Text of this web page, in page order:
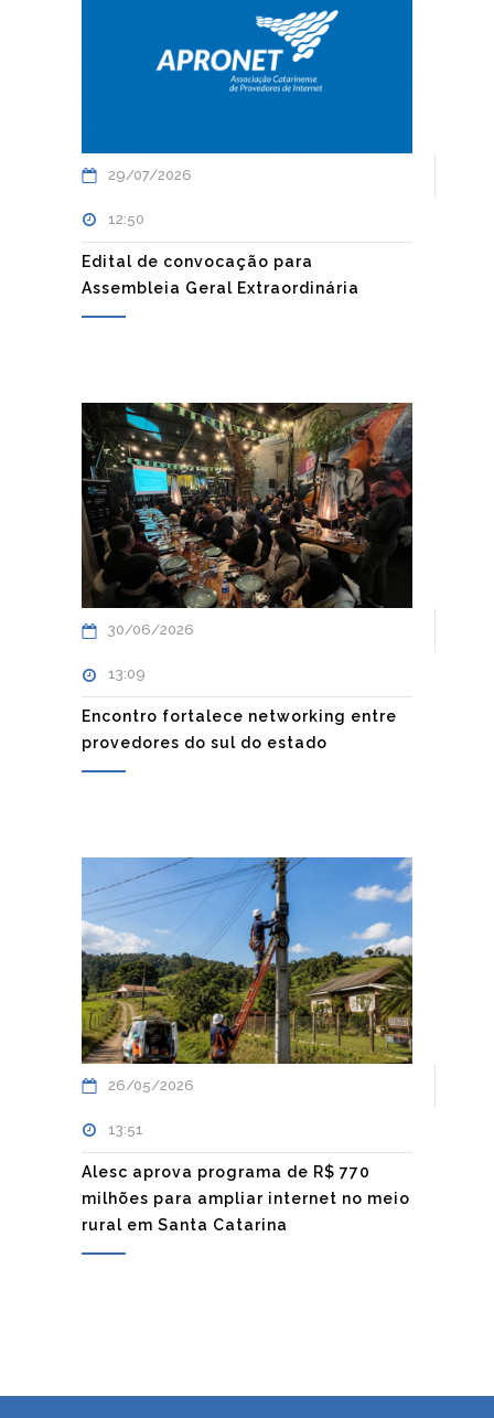
29/07/2026
12:50
Edital de convocação para
Assembleia Geral Extraordinária
30/06/2026
13:09
Encontro fortalece networking entre
provedores do sul do estado
26/05/2026
13:51
Alesc aprova programa de R$ 770
milhões para ampliar internet no meio
rural em Santa Catarina